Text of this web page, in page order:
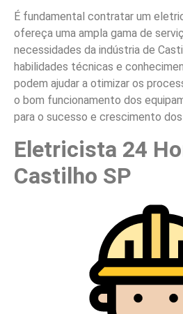
É fundamental contratar um
ofereça uma ampla gama de
necessidades da indústria de
habilidades técnicas e
podem ajudar a otimizar os
o bom funcionamento dos
para o sucesso e crescimento
Eletricista 24
Castilho SP